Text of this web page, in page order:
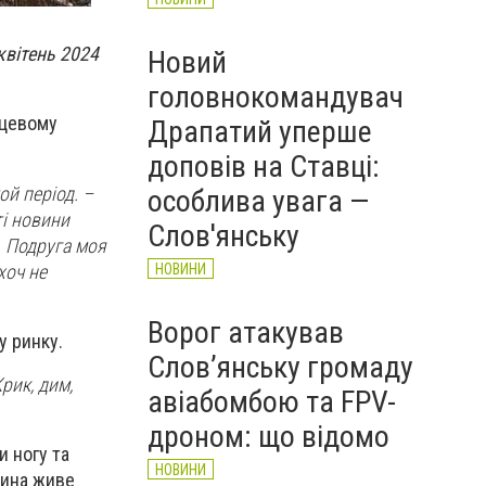
2024
період. –
новини
Подруга моя
не
ринку.
дим,
ногу та
живе
Новий
головнокомандувач
Драпатий уперше
доповів на Ставці:
особлива увага —
Слов'янську
НОВИНИ
Ворог атакував
Слов’янську громаду
авіабомбою та FPV-
дроном: що відомо
НОВИНИ